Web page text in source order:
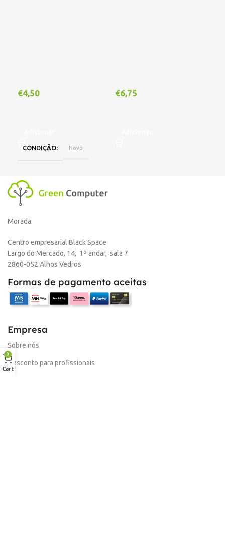
€4,50
CONDIÇÃO Novo
€6,75
Morada:
Centro empresarial Black Space
Largo do Mercado, 14, 1º andar, sala 7
2860-052 Alhos Vedros
Formas de pagamento aceitas
Empresa
Sobre nós
Desconto para profissionais
0
Cart